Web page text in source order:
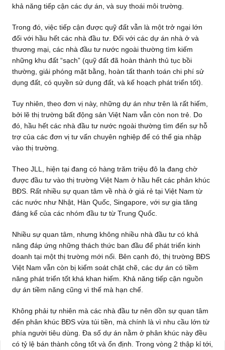
khả năng tiếp cận các dự án, và suy thoái môi trường.
Trong đó, việc tiếp cận được quỹ đất vẫn là một trở ngại lớn
đối với hầu hết các nhà đầu tư. Đối với các dự án nhà ở và
thương mại, các nhà đầu tư nước ngoài thường tìm kiếm
những khu đất “sạch” (quỹ đất đã hoàn thành thủ tục bồi
thường, giải phóng mặt bằng, hoàn tất thanh toán chi phí sử
dụng đất, có quyền sử dụng đất, và kế hoạch phát triển tốt).
Tuy nhiên, theo đơn vị này, những dự án như trên là rất hiếm,
bởi lẽ thị trường bất động sản Việt Nam vẫn còn non trẻ. Do
đó, hầu hết các nhà đầu tư nước ngoài thường tìm đến sự hỗ
trợ của các đơn vị tư vấn chuyên nghiệp để có thể gia nhập
vào thị trường.
Theo JLL, hiện tại đang có hàng trăm triệu đô la đang chờ
được đầu tư vào thị trường Việt Nam ở hầu hết các phân khúc
BĐS. Rất nhiều sự quan tâm về nhà ở giá rẻ tại Việt Nam từ
các nước như Nhật, Hàn Quốc, Singapore, với sự gia tăng
đáng kể của các nhóm đầu tư từ Trung Quốc.
Nhiều sự quan tâm, nhưng không nhiều nhà đầu tư có khả
năng đáp ứng những thách thức ban đầu để phát triển kinh
doanh tại một thị trường mới nổi. Bên cạnh đó, thị trường BĐS
Việt Nam vẫn còn bị kiểm soát chặt chẽ, các dự án có tiềm
năng phát triển tốt khá khan hiếm. Khả năng tiếp cận nguồn
dự án tiềm năng cũng vì thế mà hạn chế.
Không phải tự nhiên mà các nhà đầu tư nên dồn sự quan tâm
đến phân khúc BĐS vừa túi tiền, mà chính là vì nhu cầu lớn từ
phía người tiêu dùng. Đa số dự án nằm ở phân khúc này đều
có tỷ lệ bán thành công tốt và ổn định. Trong vòng 2 thập kỉ tới,